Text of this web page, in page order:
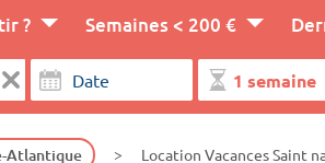
? Semaines < 200 €
Atlantique Location Vacances Saint